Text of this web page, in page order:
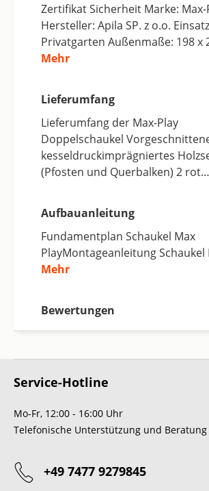
Zertifikat Sicherheit Marke: Max-
Hersteller: Apila SP. z o.o.
Privatgarten Außenmaße: 198 x
Mehr
Lieferumfang
Lieferumfang der Max-Play
Doppelschaukel
kesseldruckimprägniertes
(Pfosten und Querbalken) 2 rot…
Aufbauanleitung
Fundamentplan Schaukel Max
PlayMontageanleitung Schaukel
Mehr
Bewertungen
Service-Hotline
Mo-Fr, 12:00 - 16:00 Uhr
Telefonische Unterstützung und
+49 7477 9279845